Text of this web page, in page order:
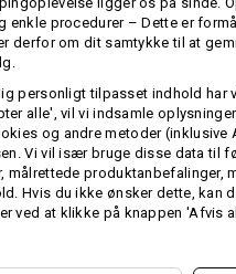
enkle procedurer – Dette er
derfor om dit samtykke til at
personligt tilpasset indhold har
alle', vil vi indsamle
og andre metoder
Vi vil især bruge disse data til
målrettede produktanbefalinger,
Hvis du ikke ønsker dette, kan
ved at klikke på knappen 'Afvis